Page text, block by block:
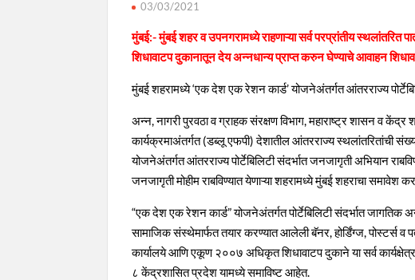
03/03/2021
मुंबई:- मुंबई शहर व उपनगरामध्ये राहणाऱ्या सर्व परप्रांतीय स्थलांतरित
शिधावाटप दुकानातून देय अन्नधान्य प्राप्त करुन घेण्याचे आवाहन
मुंबई शहरामध्ये ‘एक देश एक रेशन कार्ड’ योजनेअंतर्गत आंतरराज्य
अन्न, नागरी पुरवठा व ग्राहक संरक्षण विभाग, महाराष्ट्र शासन व केंद्र
कार्यक्रमाअंतर्गत (डब्लू एफपी) देशातील आंतरराज्य स्थलांतरितांची
योजनेअंतर्गत आंतरराज्य पोर्टेबिलिटी संदर्भात जनजागृती अभियान
जनजागृती मोहीम राबविण्यात येणाऱ्या शहरामध्ये मुंबई शहराचा समावेश
“एक देश एक रेशन कार्ड” योजनेअंतर्गत पोर्टेबिलिटी संदर्भात जागतिक
सामाजिक संस्थेमार्फत तयार करण्यात आलेली बॅनर, होर्डिंग्ज, पोस्टर्स व
कार्यालये आणि एकूण २००७ अधिकृत शिधावाटप दुकाने या सर्व
८ केंद्रशासित प्रदेश यामध्ये समाविष्ट आहेत.